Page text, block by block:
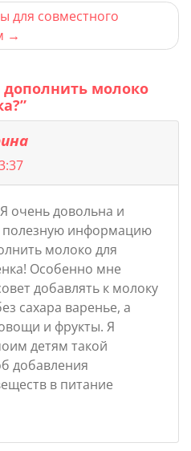
для совместного
молоко
очень довольна и
полезную информацию
молоко для
Особенно мне
добавлять к молоку
сахара варенье, а
и фрукты. Я
детям такой
добавления
в питание